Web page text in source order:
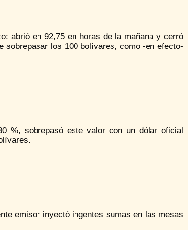
abrió en 92,75 en horas de la mañana y cerró
sobrepasar los 100 bolívares, como -en efecto-
%, sobrepasó este valor con un dólar oficial
emisor inyectó ingentes sumas en las mesas